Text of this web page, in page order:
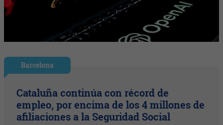
Barcelona
Cataluña continúa con récord de
empleo, por encima de los 4 millones de
afiliaciones a la Seguridad Social